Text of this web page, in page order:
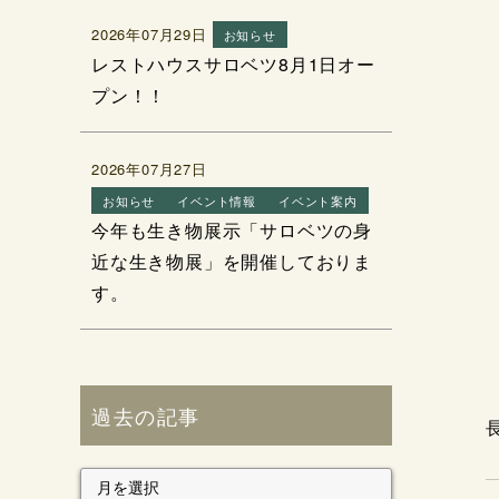
2026年07月29日 お知らせ
レストハウスサロベツ8月1日オー
プン！！
2026年07月27日
お知らせ イベント情報 イベント案内
今年も生き物展示「サロベツの身
近な生き物展」を開催しておりま
す。
過去の記事